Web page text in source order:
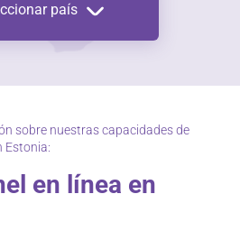
país
sobre nuestras capacidades de
Estonia:
en línea en